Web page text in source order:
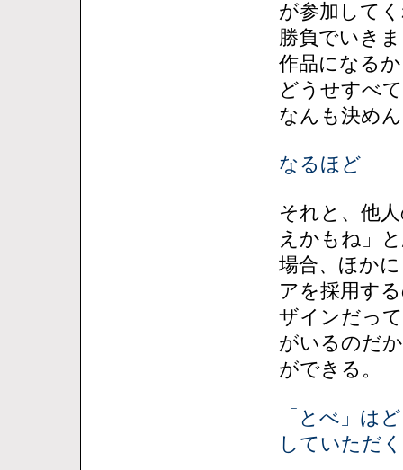
が参加して
勝負でいき
作品になる
どうせすべ
なんも決め
なるほど
それと、他
えかもね」
場合、ほか
アを採用す
ザインだっ
がいるのだ
ができる。
「とべ」は
していただ